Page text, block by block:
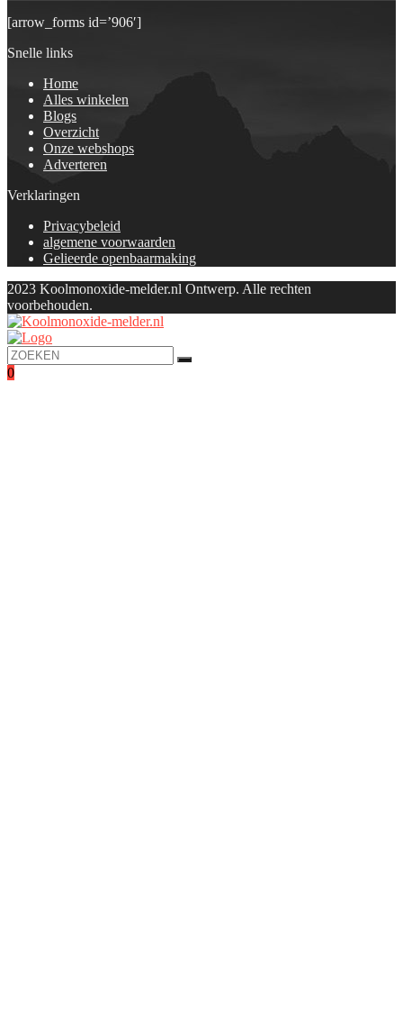
[arrow_forms id=’906′]
Snelle links
Home
Alles winkelen
Blogs
Overzicht
Onze webshops
Adverteren
Verklaringen
Privacybeleid
algemene voorwaarden
Gelieerde openbaarmaking
2023 Koolmonoxide-melder.nl Ontwerp. Alle rechten
voorbehouden.
0